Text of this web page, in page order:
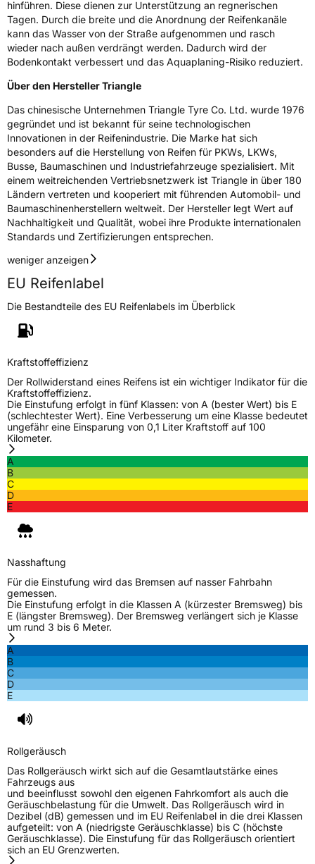
EisgripNein
EPREL ID 539215
Allgemeine Produktsicherheit (GPSR)
20124 Milan Italien,
mirco.spiniella@triangle.com.cn
hinführen. Diese dienen zur Unterstützung an regnerischen
Tagen. Durch die breite und die Anordnung der Reifenkanäle
kann das Wasser von der Straße aufgenommen und rasch
wieder nach außen verdrängt werden. Dadurch wird der
Bodenkontakt verbessert und das Aquaplaning-Risiko reduziert.
Über den Hersteller Triangle
Das chinesische Unternehmen Triangle Tyre Co. Ltd. wurde 1976
gegründet und ist bekannt für seine technologischen
Innovationen in der Reifenindustrie. Die Marke hat sich
besonders auf die Herstellung von Reifen für PKWs, LKWs,
Busse, Baumaschinen und Industriefahrzeuge spezialisiert. Mit
einem weitreichenden Vertriebsnetzwerk ist Triangle in über 180
Ländern vertreten und kooperiert mit führenden Automobil- und
Baumaschinenherstellern weltweit. Der Hersteller legt Wert auf
Nachhaltigkeit und Qualität, wobei ihre Produkte internationalen
Standards und Zertifizierungen entsprechen.
weniger anzeigen
EU Reifenlabel
Die Bestandteile des EU Reifenlabels im Überblick
Kraftstoffeffizienz
Der Rollwiderstand eines Reifens ist ein wichtiger Indikator für die
Kraftstoffeffizienz.
Die Einstufung erfolgt in fünf Klassen: von A (bester Wert) bis E
(schlechtester Wert). Eine Verbesserung um eine Klasse bedeutet
ungefähr eine Einsparung von 0,1 Liter Kraftstoff auf 100
Kilometer.
A
B
C
D
E
Nasshaftung
Für die Einstufung wird das Bremsen auf nasser Fahrbahn
gemessen.
Die Einstufung erfolgt in die Klassen A (kürzester Bremsweg) bis
E (längster Bremsweg). Der Bremsweg verlängert sich je Klasse
um rund 3 bis 6 Meter.
A
B
C
D
E
Rollgeräusch
Das Rollgeräusch wirkt sich auf die Gesamtlautstärke eines
Fahrzeugs aus
und beeinflusst sowohl den eigenen Fahrkomfort als auch die
Geräuschbelastung für die Umwelt. Das Rollgeräusch wird in
Dezibel (dB) gemessen und im EU Reifenlabel in die drei Klassen
aufgeteilt: von A (niedrigste Geräuschklasse) bis C (höchste
Geräuschklasse). Die Einstufung für das Rollgeräusch orientiert
sich an EU Grenzwerten.